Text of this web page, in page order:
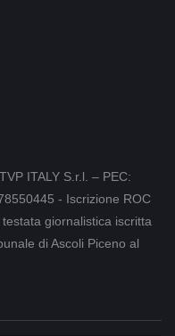
ITALY S.r.l. – PEC:
- Iscrizione ROC
giornalistica iscritta
di Ascoli Piceno al